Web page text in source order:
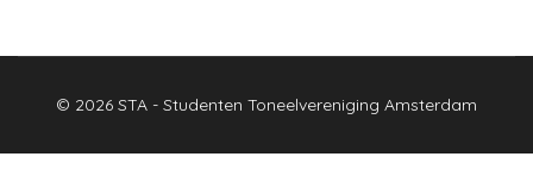
© 2026 STA - Studenten Toneelvereniging Amsterdam